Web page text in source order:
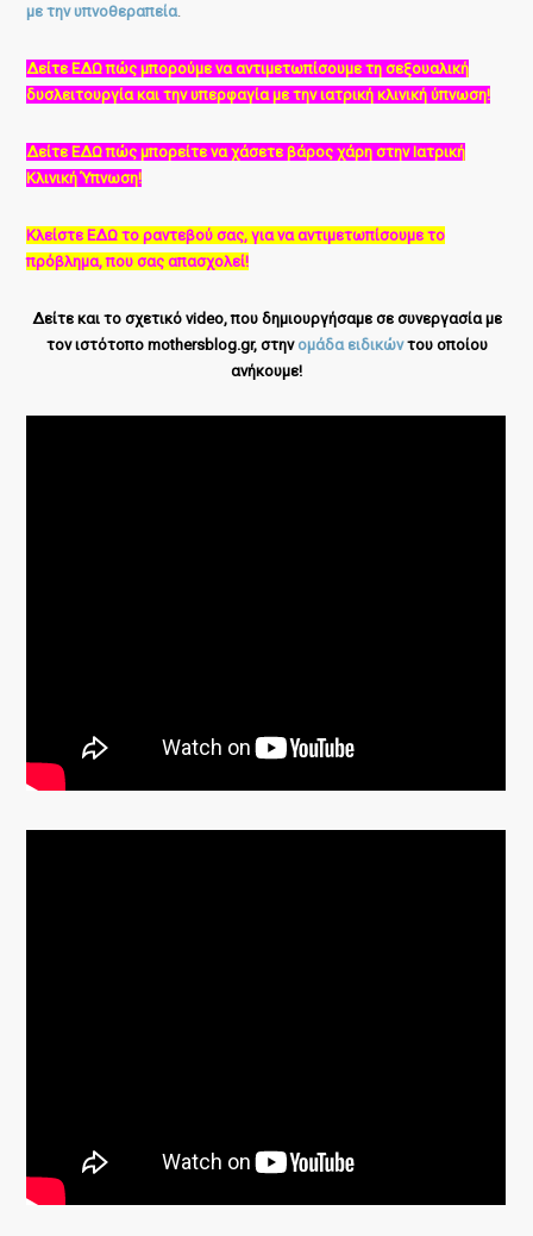
με την υπνοθεραπεία.
Δείτε ΕΔΩ πώς μπορούμε να αντιμετωπίσουμε τη σεξουαλική
δυσλειτουργία και την υπερφαγία με την ιατρική κλινική ύπνωση!
Δείτε ΕΔΩ πώς μπορείτε να χάσετε βάρος χάρη στην Ιατρική
Κλινική Ύπνωση!
Κλείστε ΕΔΩ το ραντεβού σας, για να αντιμετωπίσουμε το
πρόβλημα, που σας απασχολεί!
Δείτε και το σχετικό video, που δημιουργήσαμε σε συνεργασία με
τον ιστότοπο mothersblog.gr, στην ομάδα ειδικώντου οποίου
ανήκουμε!